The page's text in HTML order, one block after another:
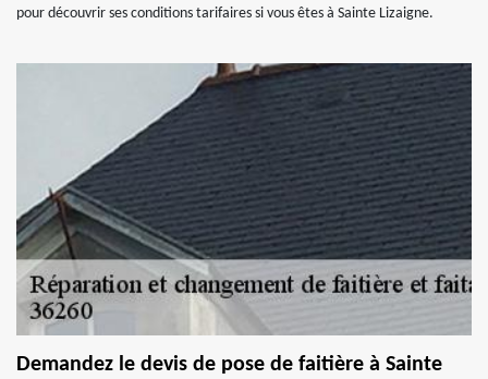
pour découvrir ses conditions tarifaires si vous êtes à Sainte Lizaigne.
Demandez le devis de pose de faitière à Sainte